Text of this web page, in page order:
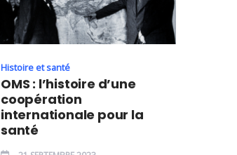
Histoire et santé
OMS : l’histoire d’une
coopération
internationale pour la
santé